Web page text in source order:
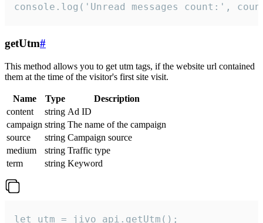
console.log('Unread messages count:',
getUtm#
This method allows you to get utm tags, if the website url contained
them at the time of the visitor's first site visit.
Name Type
Description
content
string Ad ID
campaign string The name of the campaign
source
string Campaign source
medium
string Traffic type
term
string Keyword
let utm = jivo_api.getUtm();